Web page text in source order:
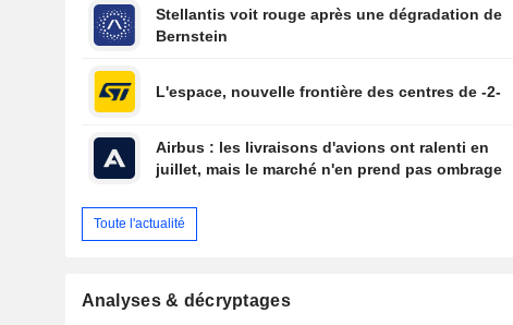
Stellantis voit rouge après une dégradation de
Bernstein
L'espace, nouvelle frontière des centres de -2-
Airbus : les livraisons d'avions ont ralenti en
juillet, mais le marché n'en prend pas ombrage
Toute l'actualité
Analyses & décryptages